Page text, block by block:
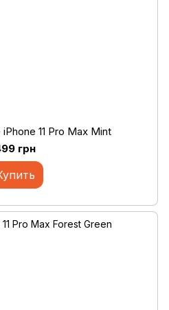
11 Pro Max Mint
грн